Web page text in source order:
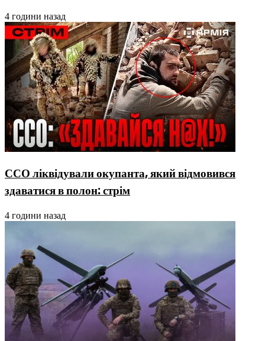
4 години назад
ССО ліквідували окупанта, який відмовився
здаватися в полон: стрім
4 години назад